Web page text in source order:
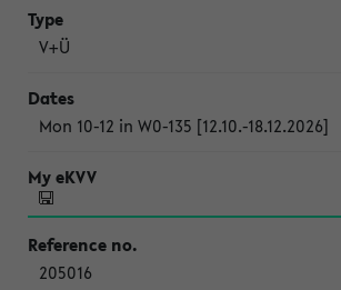
V+Ü
Mon 10-12 in W0-135 [12.10.-18.12.2026]
205016